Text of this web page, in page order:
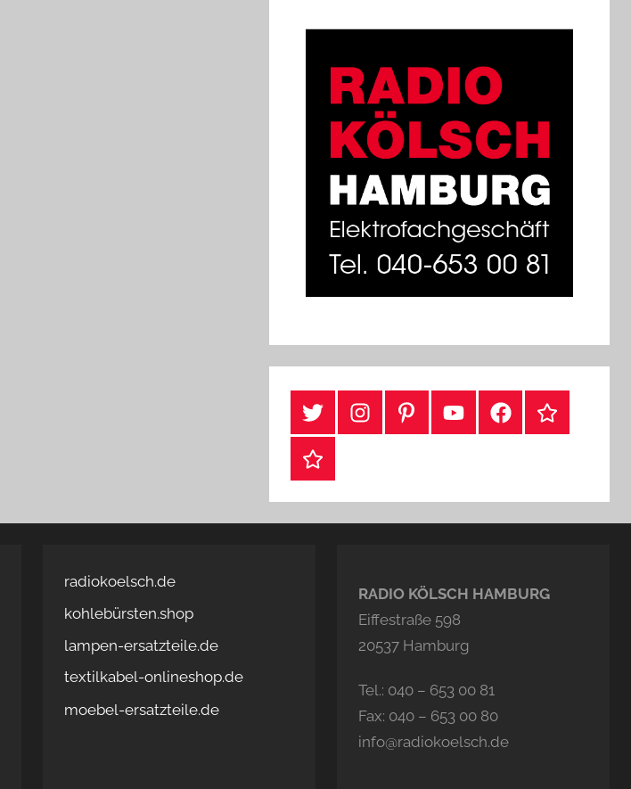
TwitterInstragramPinterestYouTubeFacebook
TikTok
Webshop
radiokoelsch.de
kohlebürsten.shop
lampen-ersatzteile.de
textilkabel-onlineshop.de
moebel-ersatzteile.de
RADIO KÖLSCH HAMBURG
Eiffestraße 598
20537 Hamburg
Tel.: 040 – 653 00 81
Fax: 040 – 653 00 80
info@radiokoelsch.de